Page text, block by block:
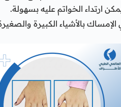
ارتداء الخواتم عليه بسهولة.
بالأشياء الكبيرة